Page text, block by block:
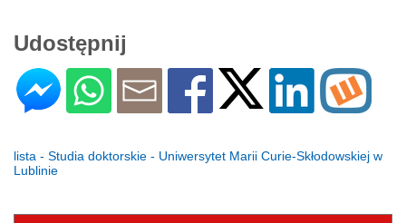
Udostępnij
lista - Studia doktorskie - Uniwersytet Marii Curie-Skłodowskiej w
Lublinie